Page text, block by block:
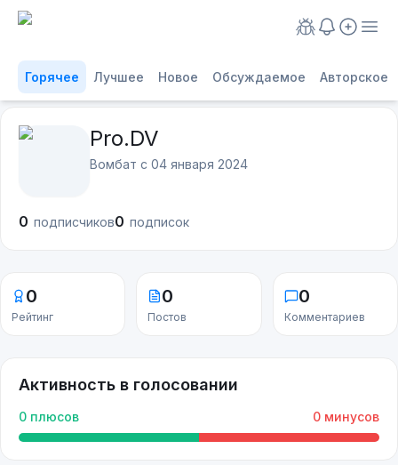
Горячее Лучшее Новое Обсуждаемое Авторское
Pro.DV
Вомбат с 04 января 2024
0 подписчиков0 подписок
0
Рейтинг
0
Постов
0
Комментариев
Активность в голосовании
0 плюсов 0 минусов